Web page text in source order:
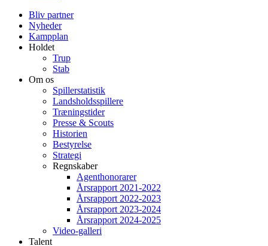
Bliv partner
Nyheder
Kampplan
Holdet
Trup
Stab
Om os
Spillerstatistik
Landsholdsspillere
Træningstider
Presse & Scouts
Historien
Bestyrelse
Strategi
Regnskaber
Agenthonorarer
Årsrapport 2021-2022
Årsrapport 2022-2023
Årsrapport 2023-2024
Årsrapport 2024-2025
Video-galleri
Talent